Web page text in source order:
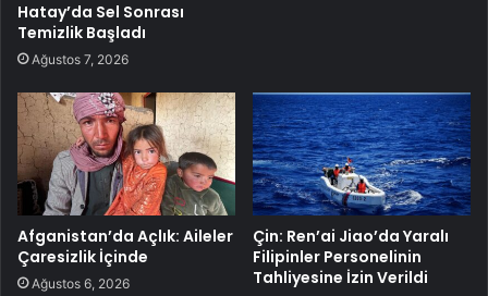
Hatay’da Sel Sonrası
Temizlik Başladı
Ağustos 7, 2026
Afganistan’da Açlık: Aileler
Çaresizlik İçinde
Ağustos 6, 2026
Çin: Ren’ai Jiao’da Yaralı
Filipinler Personelinin
Tahliyesine İzin Verildi